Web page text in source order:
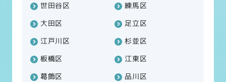
世田谷区
練馬区
大田区
足立区
江戸川区
杉並区
板橋区
江東区
葛飾区
品川区